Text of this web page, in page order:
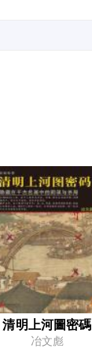
清明上河圖密碼
冶文彪